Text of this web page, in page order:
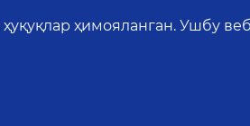
ҳуқуқлар ҳимояланган. Ушбу